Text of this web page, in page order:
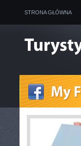
STRONA GŁÓWNA